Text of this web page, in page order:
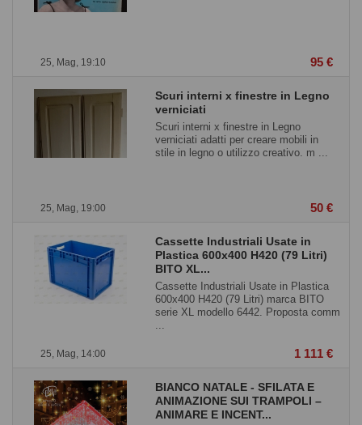
25, Mag, 19:10 95 €
25, Mag, 19:00
Scuri interni x finestre in Legno
verniciati
Scuri interni x finestre in Legno
verniciati adatti per creare mobili in
stile in legno o utilizzo creativo. m ...
50 €
25, Mag, 14:00
Cassette Industriali Usate in
Plastica 600x400 H420 (79 Litri)
BITO XL...
Cassette Industriali Usate in Plastica
600x400 H420 (79 Litri) marca BITO
serie XL modello 6442. Proposta comm
...
1 111 €
BIANCO NATALE - SFILATA E
ANIMAZIONE SUI TRAMPOLI –
ANIMARE E INCENT...